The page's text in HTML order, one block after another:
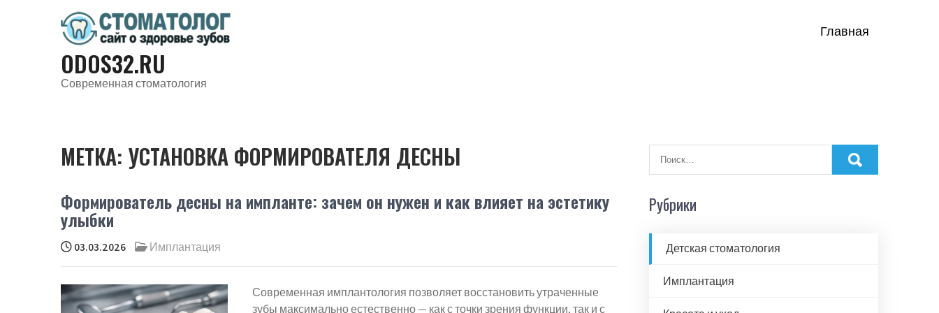
содержимому
ODOS32.RU
Современная стоматология
Главная
МЕТКА: УСТАНОВКА ФОРМИРОВАТЕЛЯ ДЕСНЫ
Формирователь десны на импланте: зачем он нужен и как влияет на эстетику
улыбки
03.03.2026 Имплантация
Современная имплантология позволяет восстановить утраченные
зубы максимально естественно — как с точки зрения функции, так и с
Рубрики
Детская стоматология
Имплантация